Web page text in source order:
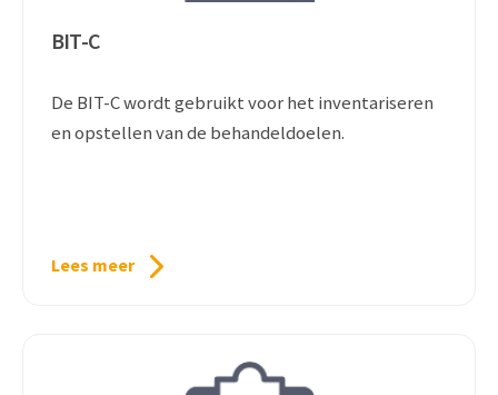
BIT-C
De BIT-C wordt gebruikt voor het inventariseren
en opstellen van de behandeldoelen.
Lees meer